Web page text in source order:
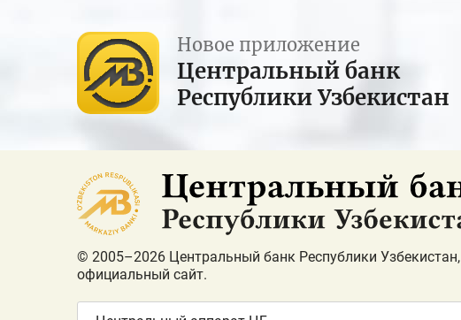
Новое приложение
Центральный банк
Республики Узбекистан
© 2005–2026 Центральный банк Республики Узбекистан,
официальный сайт.